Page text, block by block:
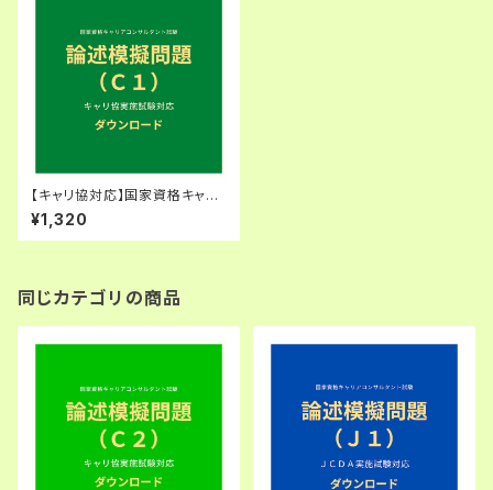
【キャリ協対応】国家資格キャリ
アコンサルタント試験・論述模擬
問題（C1）
¥1,320
同じカテゴリの商品